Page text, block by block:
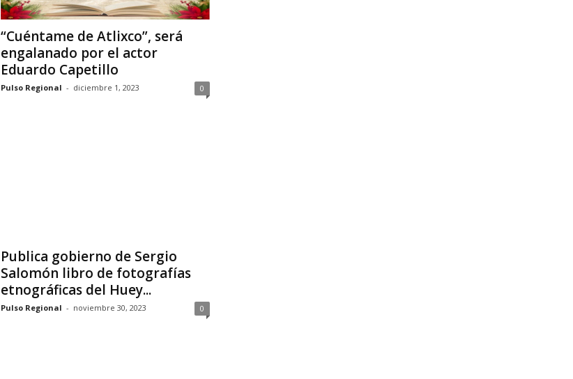
“Cuéntame de Atlixco”, será
engalanado por el actor
Eduardo Capetillo
Pulso Regional - diciembre 1, 2023 0
Publica gobierno de Sergio
Salomón libro de fotografías
etnográficas del Huey...
Pulso Regional - noviembre 30, 2023 0